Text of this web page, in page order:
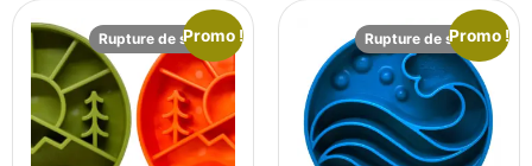
Promo !
Rupture de stock Promo !
Rupture de stock